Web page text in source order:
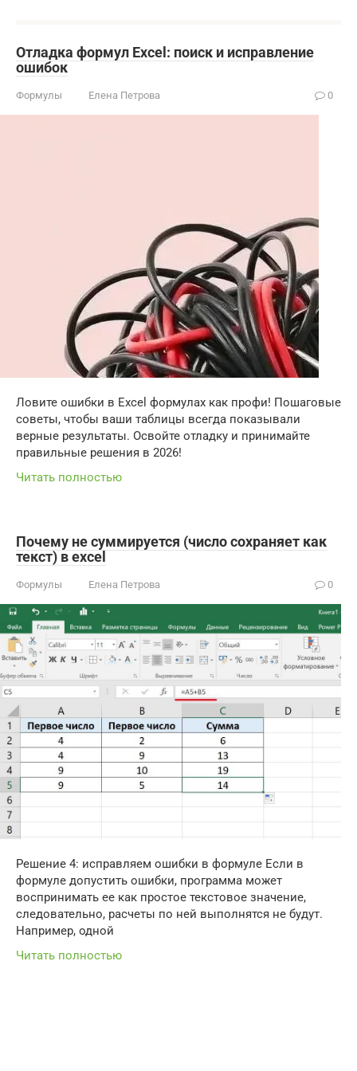
Отладка формул Excel: поиск и исправление
ошибок
Формулы Елена Петрова 0
Ловите ошибки в Excel формулах как профи! Пошаговые
советы, чтобы ваши таблицы всегда показывали
верные результаты. Освойте отладку и принимайте
правильные решения в 2026!
Читать полностью
Почему не суммируется (число сохраняет как
текст) в excel
Формулы Елена Петрова 0
Решение 4: исправляем ошибки в формуле Если в
формуле допустить ошибки, программа может
воспринимать ее как простое текстовое значение,
следовательно, расчеты по ней выполнятся не будут.
Например, одной
Читать полностью